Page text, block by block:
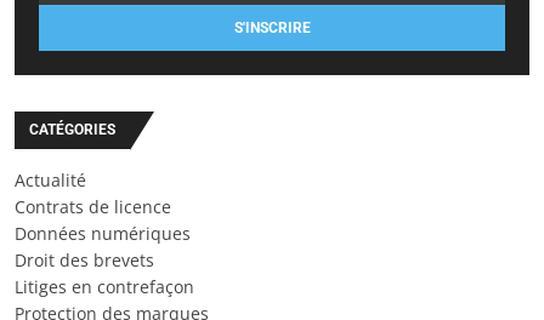
S'INSCRIRE
CATÉGORIES
Actualité
Contrats de licence
Données numériques
Droit des brevets
Litiges en contrefaçon
Protection des marques